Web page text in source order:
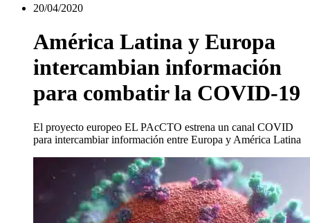
20/04/2020
América Latina y Europa
intercambian información
para combatir la COVID-19
El proyecto europeo EL PAcCTO estrena un canal COVID
para intercambiar información entre Europa y América Latina